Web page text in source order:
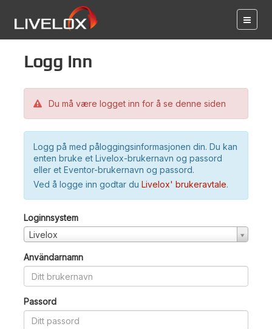
Logg inn
Du må være logget inn for å se denne siden
Logg på med påloggingsinformasjonen din. Du kan
enten bruke et Livelox-brukernavn og passord
eller et Eventor-brukernavn og passord.
Ved å logge inn godtar du Livelox' brukeravtale.
Loginnsystem
Livelox
Användarnamn
Passord